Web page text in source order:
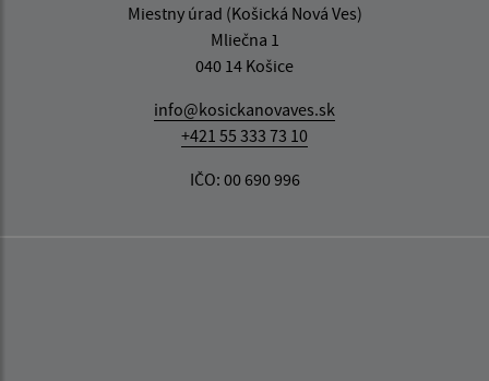
Miestny úrad (Košická Nová Ves)
Mliečna 1
040 14 Košice
info@kosickanovaves.sk
+421 55 333 73 10
IČO: 00 690 996